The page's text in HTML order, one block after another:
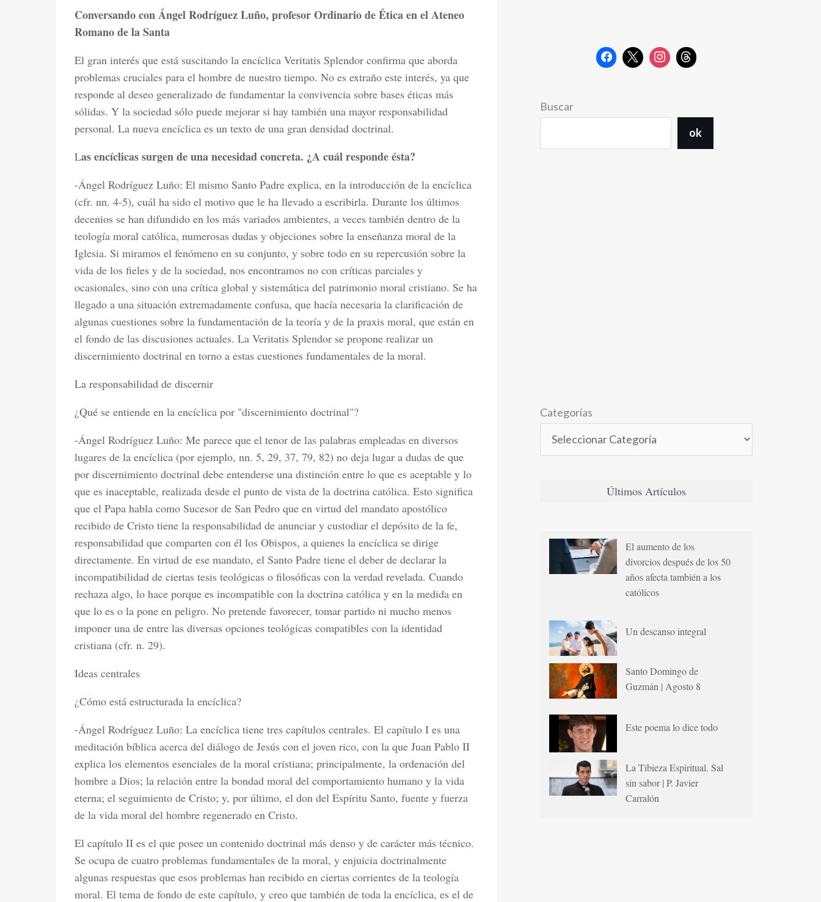
Conversando con Ángel Rodríguez Luño, profesor Ordinario de Ética en el Ateneo
Romano de la Santa
El gran interés que está suscitando la encíclica Veritatis Splendor confirma que aborda
problemas cruciales para el hombre de nuestro tiempo. No es extraño este interés, ya que
responde al deseo generalizado de fundamentar la convivencia sobre bases éticas más
sólidas. Y la sociedad sólo puede mejorar si hay también una mayor responsabilidad
personal. La nueva encíclica es un texto de una gran densidad doctrinal.
Las encíclicas surgen de una necesidad concreta. ¿A cuál responde ésta?
-Ángel Rodríguez Luño: El mismo Santo Padre explica, en la introducción de la encíclica
(cfr. nn. 4-5), cuál ha sido el motivo que le ha llevado a escribirla. Durante los últimos
decenios se han difundido en los más variados ambientes, a veces también dentro de la
teología moral católica, numerosas dudas y objeciones sobre la enseñanza moral de la
Iglesia. Si miramos el fenómeno en su conjunto, y sobre todo en su repercusión sobre la
vida de los fieles y de la sociedad, nos encontramos no con críticas parciales y
ocasionales, sino con una crítica global y sistemática del patrimonio moral cristiano. Se ha
llegado a una situación extremadamente confusa, que hacía necesaria la clarificación de
algunas cuestiones sobre la fundamentación de la teoría y de la praxis moral, que están en
el fondo de las discusiones actuales. La Veritatis Splendor se propone realizar un
discernimiento doctrinal en torno a estas cuestiones fundamentales de la moral.
La responsabilidad de discernir
¿Qué se entiende en la encíclica por "discernimiento doctrinal"?
-Ángel Rodríguez Luño: Me parece que el tenor de las palabras empleadas en diversos
lugares de la encíclica (por ejemplo, nn. 5, 29, 37, 79, 82) no deja lugar a dudas de que
por discernimiento doctrinal debe entenderse una distinción entre lo que es aceptable y lo
que es inaceptable, realizada desde el punto de vista de la doctrina católica. Esto significa
que el Papa habla como Sucesor de San Pedro que en virtud del mandato apostólico
recibido de Cristo tiene la responsabilidad de anunciar y custodiar el depósito de la fe,
responsabilidad que comparten con él los Obispos, a quienes la encíclica se dirige
directamente. En virtud de ese mandato, el Santo Padre tiene el deber de declarar la
incompatibilidad de ciertas tesis teológicas o filosóficas con la verdad revelada. Cuando
rechaza algo, lo hace porque es incompatible con la doctrina católica y en la medida en
que lo es o la pone en peligro. No pretende favorecer, tomar partido ni mucho menos
imponer una de entre las diversas opciones teológicas compatibles con la identidad
cristiana (cfr. n. 29).
Ideas centrales
¿Cómo está estructurada la encíclica?
-Ángel Rodríguez Luño: La encíclica tiene tres capítulos centrales. El capítulo I es una
meditación bíblica acerca del diálogo de Jesús con el joven rico, con la que Juan Pablo II
explica los elementos esenciales de la moral cristiana; principalmente, la ordenación del
hombre a Dios; la relación entre la bondad moral del comportamiento humano y la vida
eterna; el seguimiento de Cristo; y, por último, el don del Espíritu Santo, fuente y fuerza
de la vida moral del hombre regenerado en Cristo.
El capítulo II es el que posee un contenido doctrinal más denso y de carácter más técnico.
Se ocupa de cuatro problemas fundamentales de la moral, y enjuicia doctrinalmente
algunas respuestas que esos problemas han recibido en ciertas corrientes de la teología
moral. El tema de fondo de este capítulo, y creo que también de toda la encíclica, es el de
Buscar
ok
Categorías
Últimos Artículos
El aumento de los
divorcios después de los 50
años afecta también a los
católicos
Un descanso integral
Santo Domingo de
Guzmán | Agosto 8
Este poema lo dice todo
La Tibieza Espiritual. Sal
sin sabor | P. Javier
Carralón